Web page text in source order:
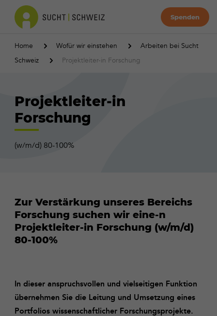
Spenden
Home Wofür wir einstehen
Arbeiten bei Sucht
Schweiz
Projektleiter-in Forschung
Projektleiter-in
Forschung
(w/m/d) 80-100%
Zur Verstärkung unseres Bereichs
Forschung suchen wir eine-n
Projektleiter-in Forschung (w/m/d)
80-100%
In dieser anspruchsvollen und vielseitigen Funktion
übernehmen Sie die Leitung und Umsetzung eines
Portfolios wissenschaftlicher Forschungsprojekte.